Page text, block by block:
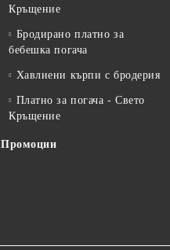
Кръщение
Бродирано платно за
бебешка погача
Хавлиени кърпи с бродерия
Платно за погача - Свето
Кръщение
Промоции